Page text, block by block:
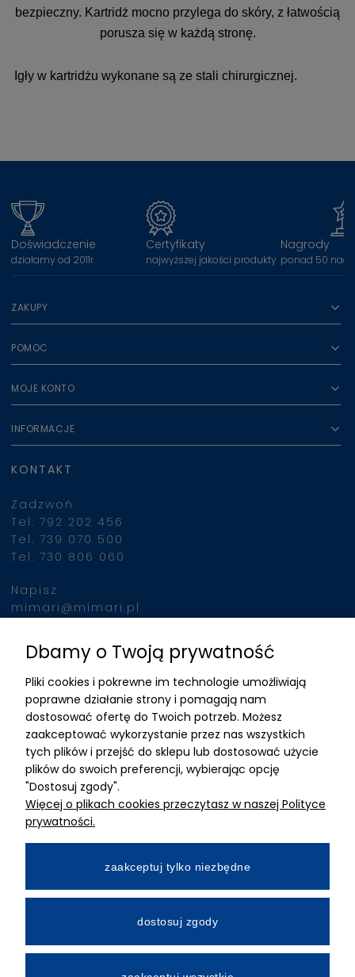
bezpieczny. Kartridż mocno przylega do skóry, z łatwością
porusza się w każdą stronę.
Igły w kartridżu wykonane są ze stali chirurgicznej.
Doświadczenie
działamy od 2011r.
Certyfikaty
najwyższej jakości produkty
Nagrody
ponad 50
ZAKUPY
POMOC
MOJE KONTO
INFORMACJE
KONTAKT
Zadzwoń
Tel. 792 202 456
Tel. 739 070 500
Tel. 730 806 060
Napisz
mimari@mimari.pl
Znajdziesz nas
ADRES
MIMARI sp z o.o.
ul. Kurkowa 12
50-210 Wrocław
Dane rejestracyjne
NIP:8982325327
Wpłacony w całości
Numer konta bankowego
Dbamy o Twoją prywatność
Pliki cookies i pokrewne im technologie umożliwiają
poprawne działanie strony i pomagają nam
dostosować ofertę do Twoich potrzeb. Możesz
zaakceptować wykorzystanie przez nas wszystkich
tych plików i przejść do sklepu lub dostosować użycie
plików do swoich preferencji, wybierając opcję
"Dostosuj zgody".
Więcej o plikach cookies przeczytasz w naszej Polityce
prywatności.
zaakceptuj tylko niezbędne
dostosuj zgody